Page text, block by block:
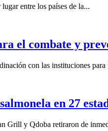
entre los países de la...
el combate y
con las instituciones
en 27
Grill y Qdoba retiraron de